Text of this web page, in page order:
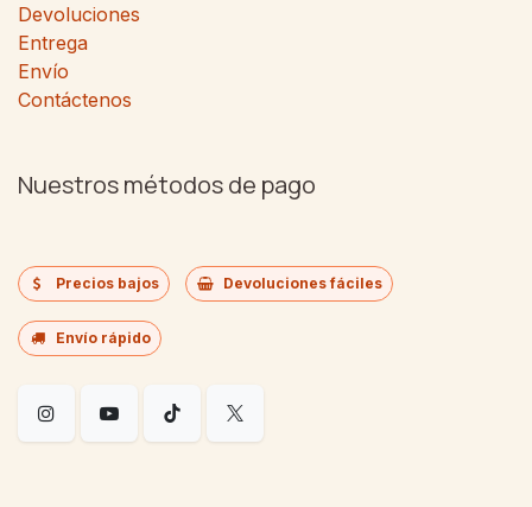
Devoluciones
Entrega
Envío
Contáctenos
Nuestros métodos de pago
Precios bajos Devoluciones fáciles
Envío rápido